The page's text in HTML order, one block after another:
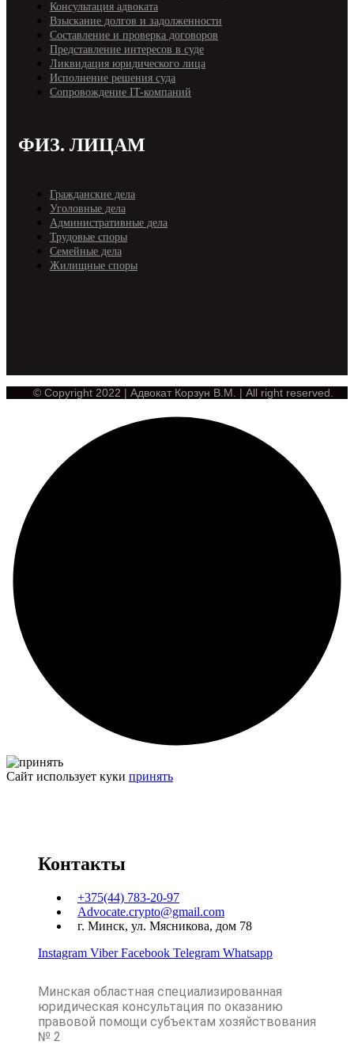
Консультация адвоката
Взыскание долгов и задолженности
Составление и проверка договоров
Представление интересов в суде
Ликвидация юридического лица
Исполнение решения суда
Cопровождение IT-компаний
ФИЗ. ЛИЦАМ
Гражданские дела
Уголовные дела
Административные дела
Трудовые споры
Семейные дела
Жилищные споры
© Copyright 2022 | Адвокат Корзун В.М. | All right reserved.
Сайт использует куки принять
Контакты
+375(44) 783-20-97
Advocate.crypto@gmail.com
г. Минск, ул. Мясникова, дом 78
Instagram Viber Facebook Telegram Whatsapp
Минская областная специализированная
юридическая консультация по оказанию
правовой помощи субъектам хозяйствования
№ 2